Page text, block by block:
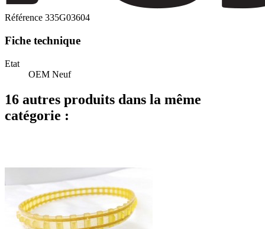
Référence 335G03604
Fiche technique
Etat
OEM Neuf
16 autres produits dans la même
catégorie :